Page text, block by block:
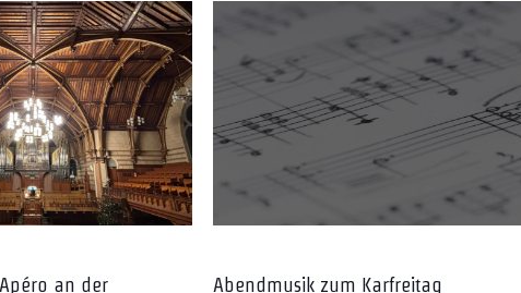
an der
Abendmusik zum Karfreitag